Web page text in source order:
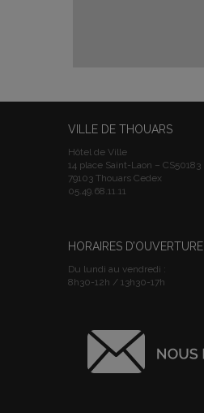
VILLE DE THOUARS
Hôtel de Ville
14 place Saint-Laon – CS50183
79103 Thouars Cedex
05.49.68.11.11
HORAIRES D’OUVERTURE
Du lundi au vendredi :
8h30-12h / 13h30-17h